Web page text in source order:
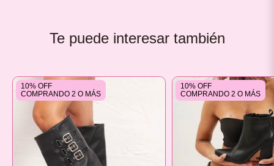
Te puede interesar también
10% OFF
COMPRANDO 2 O MÁS
10% OFF
COMPRANDO 2 O MÁS